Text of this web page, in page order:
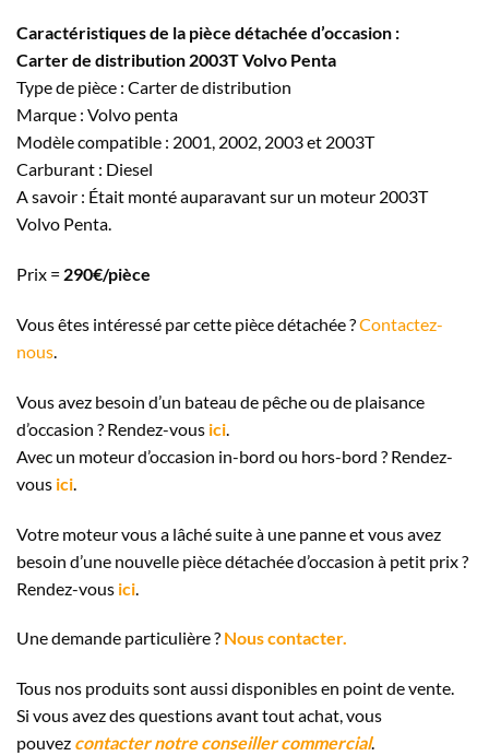
Caractéristiques de la pièce détachée d’occasion :
Carter de distribution 2003T Volvo Penta
Type de pièce : Carter de distribution
Marque : Volvo penta
Modèle compatible : 2001, 2002, 2003 et 2003T
Carburant : Diesel
A savoir : Était monté auparavant sur un moteur 2003T
Volvo Penta.
Prix = 290€/pièce
Vous êtes intéressé par cette pièce détachée ?Contactez-
nous.
Vous avez besoin d’un bateau de pêche ou de plaisance
d’occasion ? Rendez-vous ici
Avec un moteur d’occasion in-bord ou hors-bord ? Rendez-
vous ici
Votre moteur vous a lâché suite à une panne et vous avez
besoin d’une nouvelle pièce détachée d’occasion à petit prix ?
Rendez-vous ici
Une demande particulière ? Nous contacter.
Tous nos produits sont aussi disponibles en point de vente.
Si vous avez des questions avant tout achat, vous
pouvez contacter notre conseiller commercial.